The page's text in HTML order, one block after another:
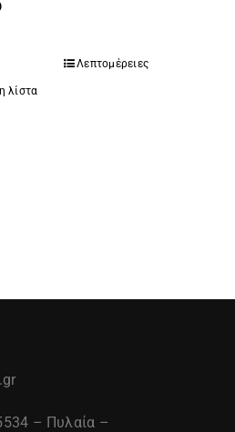
Λεπτομέρειες
λίστα
– Πυλαία –